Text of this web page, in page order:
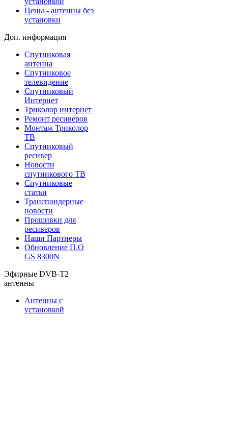
Цены - антенны без
установки
Доп. информация
Спутниковая
антенна
Спутниковое
телевидение
Спутниковый
Интернет
Триколор интернет
Ремонт ресиверов
Монтаж Триколор
ТВ
Спутниковый
ресивер
Новости
спутникового ТВ
Спутниковые
статьи
Транспондерные
новости
Прошивки для
ресиверов
Наши Партнеры
Обновление П.О
GS 8300N
Эфирные DVB-T2
антенны
Антенны с
установкой